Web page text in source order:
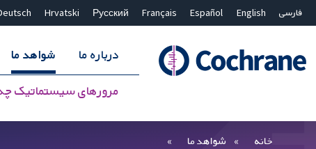
فارسی English
Español
Français
Русский
Hrvatski
درباره ما شواهد ما
مرورهای سیستماتیک
بستن جستجو ✖
خانه شواهد ما